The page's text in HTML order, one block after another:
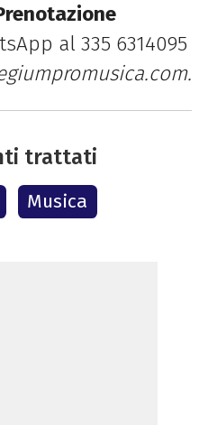
al 335 6314095
trattati
Musica